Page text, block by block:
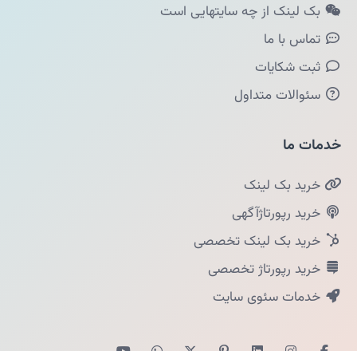
بک لینک از چه سایتهایی است
تماس با ما
ثبت شکایات
سئوالات متداول
خدمات ما
خرید بک لینک
خرید رپورتاژآگهی
خرید بک لینک تخصصی
خرید رپورتاژ تخصصی
خدمات سئوی سایت